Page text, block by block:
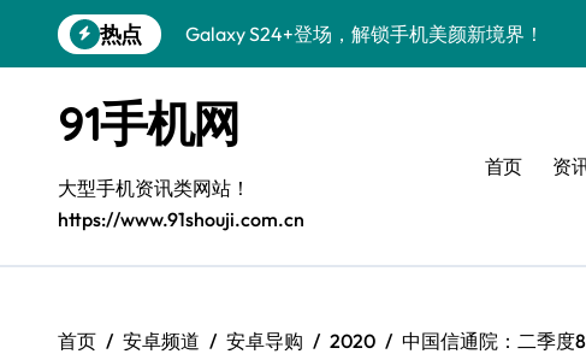
到
热点
Galaxy S24+登场，解锁手机美颜新境界！
Galaxy A56 5G登场，时尚旗舰新体验！
三星Galaxy S26美颜秘籍，一键打造专属风格
S25美化秘籍：个性定制，炫酷随行！
Galaxy C55 5G焕新秘籍：潮流定制，玩转无
91手机网
大型手机资讯类网站！
https://www.91shouji.com.cn
首页 资
首页 安卓频道 安卓导购 2020 中国信通院：二季度